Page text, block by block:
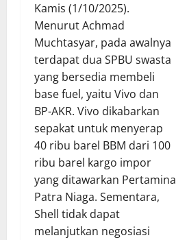
Kamis (1/10/2025).
Menurut Achmad
Muchtasyar, pada awalnya
terdapat dua SPBU swasta
yang bersedia membeli
base fuel, yaitu Vivo dan
BP-AKR. Vivo dikabarkan
sepakat untuk menyerap
40 ribu barel BBM dari 100
ribu barel kargo impor
yang ditawarkan Pertamina
Patra Niaga. Sementara,
Shell tidak dapat
melanjutkan negosiasi